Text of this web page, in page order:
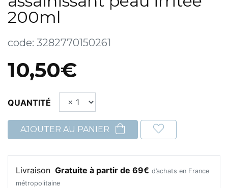
200ml
code: 3282770150261
10,50€
QUANTITÉ
AJOUTER AU PANIER
Livraison Gratuite à partir de 69€ d’achats en France
métropolitaine